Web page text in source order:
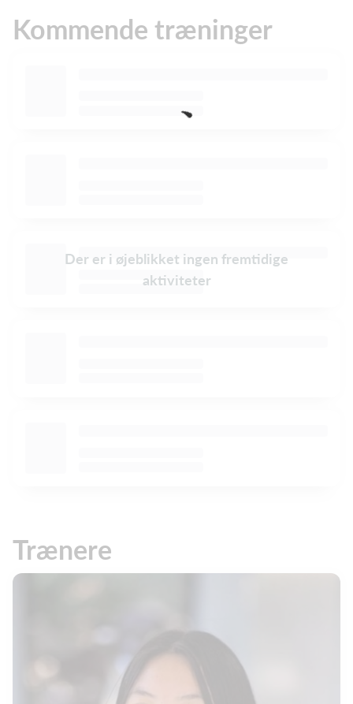
Kommende træninger
Der er i øjeblikket ingen fremtidige
aktiviteter
Trænere